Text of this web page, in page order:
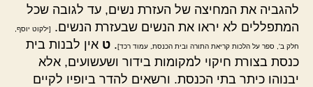
להגביה את המחיצה של העזרת נשים, עד לגובה שכל
המתפללים לא יראו את הנשים שבעזרת הנשים.
[ילקוט יוסף,
חלק ב', ספר על הלכות קריאת התורה ובית הכנסת, עמוד רכד]. ט אין לבנות בית
כנסת בצורת חיקוי למקומות בידור ושעשועים, אלא
יבנוהו כיתר בתי הכנסת. ורשאים להדר ביופיו לקיים